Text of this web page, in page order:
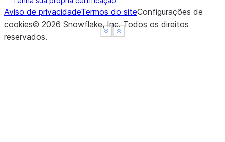
Show less
See moreShow less
See more
Aviso de privacidadeTermos do siteConfigurações de
cookies© 2026 Snowflake, Inc.Todos os direitos
reservados.